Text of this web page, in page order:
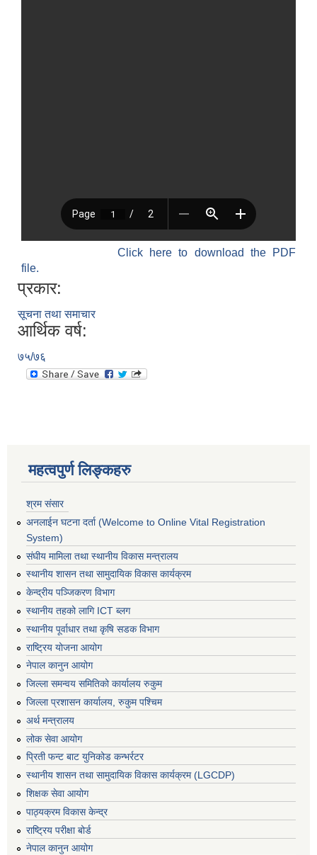
Click here to download the PDF
file.
प्रकार:
सूचना तथा समाचार
आर्थिक वर्ष:
७५/७६
महत्वपुर्ण लिङ्कहरु
श्रम संसार
अनलाईन घटना दर्ता (Welcome to Online Vital Registration
System)
संघीय मामिला तथा स्थानीय विकास मन्त्रालय
स्थानीय शासन तथा सामुदायिक विकास कार्यक्रम
केन्द्रीय पञ्जिकरण विभाग
स्थानीय तहको लागि ICT ब्लग
स्थानीय पूर्वाधार तथा कृषि सडक विभाग
राष्ट्रिय योजना आयोग
नेपाल कानुन आयोग
जिल्ला समन्वय समितिको कार्यालय रुकुम
जिल्ला प्रशासन कार्यालय, रुकुम पश्चिम
अर्थ मन्त्रालय
लोक सेवा आयोग
प्रिती फन्ट बाट युनिकोड कन्भर्रटर
स्थानीय शासन तथा सामुदायिक विकास कार्यक्रम (LGCDP)
शिक्षक सेवा आयोग
पाठ्यक्रम विकास केन्द्र
राष्ट्रिय परीक्षा बोर्ड
नेपाल कानुन आयोग